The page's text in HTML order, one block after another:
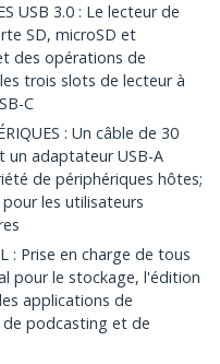
USB 3.0 : Le lecteur de
SD, microSD et
des opérations de
trois slots de lecteur à
C
: Un câble de 30
un adaptateur USB-A
de périphériques hôtes;
les utilisateurs
: Prise en charge de tous
pour le stockage, l'édition
applications de
podcasting et de